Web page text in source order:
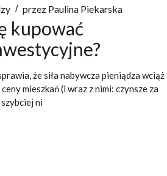
przez Paulina Piekarska
kupować
że siła nabywcza pieniądza wciąż
mieszkań (i wraz z nimi: czynsze za
ni